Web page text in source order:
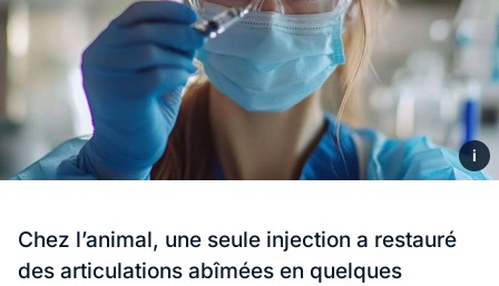
i
Chez l’animal, une seule injection a restauré
des articulations abîmées en quelques